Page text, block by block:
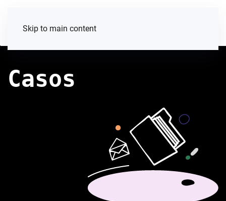
Skip to main content
Casos